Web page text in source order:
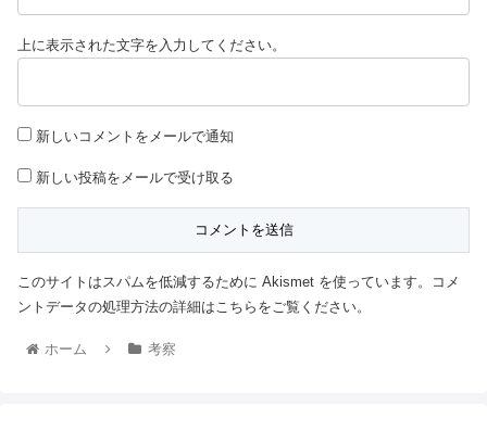
上に表示された文字を入力してください。
新しいコメントをメールで通知
新しい投稿をメールで受け取る
このサイトはスパムを低減するために Akismet を使っています。コメ
ントデータの処理方法の詳細はこちらをご覧ください。
ホーム 考察